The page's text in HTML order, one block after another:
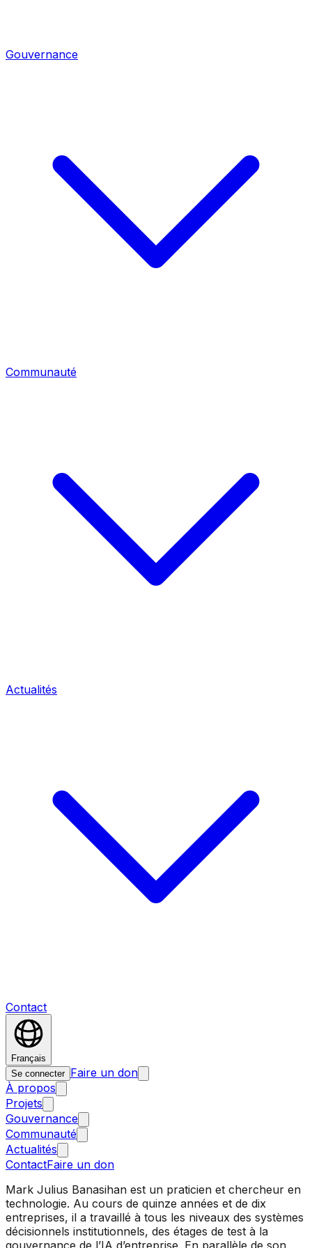
Gouvernance
Communauté
Actualités
Contact
Français
Se connecter Faire un don
À propos
Projets
Gouvernance
Communauté
Actualités
ContactFaire un don
Mark Julius Banasihan est un praticien et chercheur en
technologie. Au cours de quinze années et de dix
entreprises, il a travaillé à tous les niveaux des systèmes
décisionnels institutionnels, des étages de test à la
gouvernance de l’IA d’entreprise. En parallèle de son